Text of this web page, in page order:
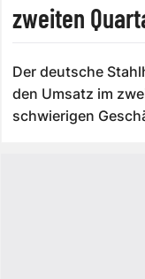
zweiten
Der deutsche
den Umsatz im
schwierigen